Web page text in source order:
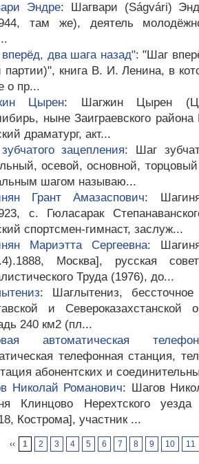
Эндре: Шагвари (Ságvári)
там же), деятель
два шага назад": "Шаг
книга В. И. Ленина, в
о пр...
Цырен: Шагжин Цырен
ныне Заиграевского
драматург, акт...
зацепления: Шаг
осевой, основной,
шагом называю...
Грант Амазаспович:
с. Гюласарак
спортсмен-гимнаст, заслуж...
Мариэтта Сергеевна:
Москва], русская
Труда (1976), до...
: Шаглытениз,
и
240 км2 (пл...
автоматическая
телефонная станция,
абонентских и
Николай Романович: Шагов
Клинцово Нерехтского
Кострома], участник ...
‹‹ 1 2 3 4 5 6 7 8 9 10 11